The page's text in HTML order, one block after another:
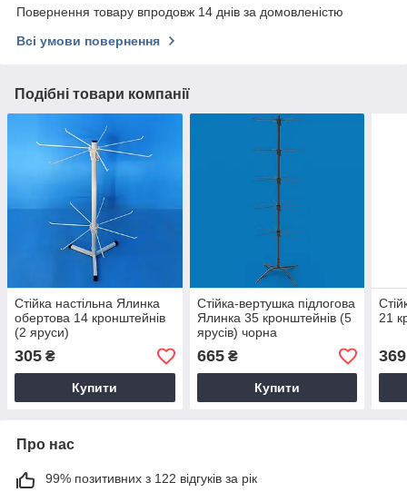
Повернення товару впродовж 14 днів за домовленістю
Всі умови повернення
Подібні товари компанії
Стійка настільна Ялинка
обертова 14 кронштейнів
(2 яруси)
305 ₴
Купити
Стійка-вертушка підлогова
Ялинка 35 кронштейнів (5
ярусів) чорна
665₴
Купити
21
369
Про нас
99% позитивних з 122 відгуків за рік